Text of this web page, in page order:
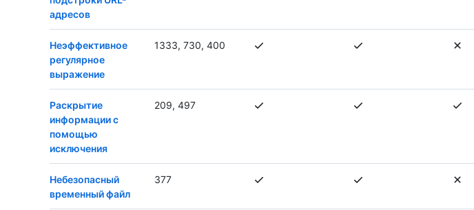
адресов
Неэффективное
регулярное
выражение
1333, 730, 400
Раскрытие
информации с
помощью
исключения
209, 497
Небезопасный
временный файл
377